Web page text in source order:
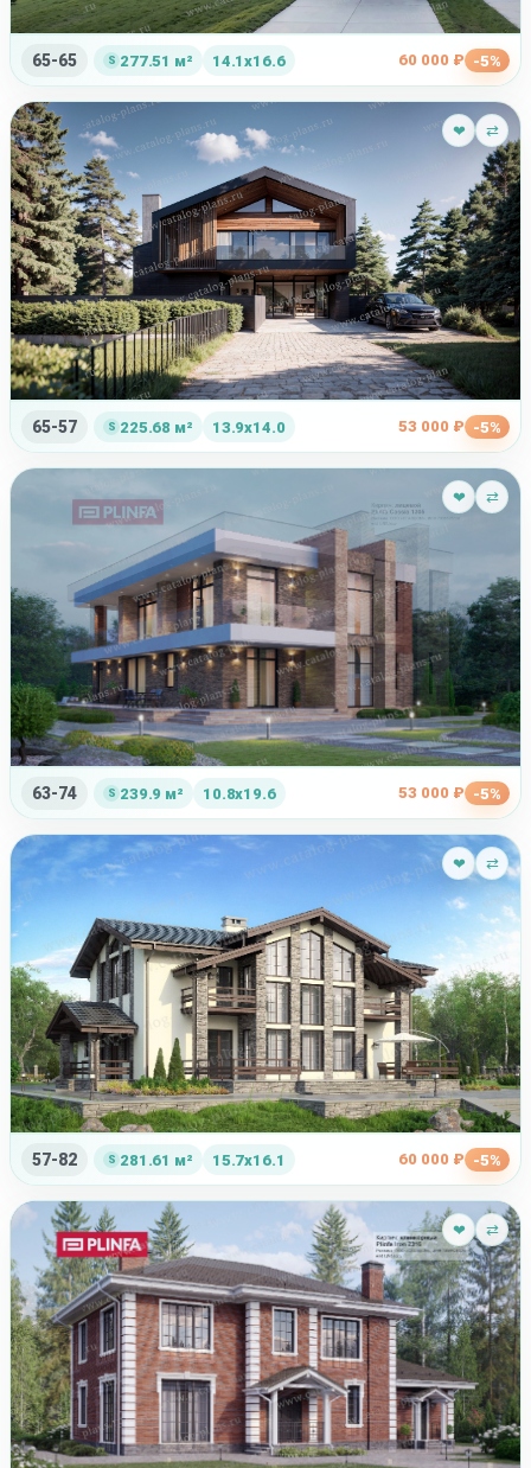
65-65 277.51 м² 14.1x16.6 60 000 ₽ -5%
❤ ⇄
65-57 225.68 м² 13.9x14.0 53 000 ₽ -5%
❤ ⇄
63-74 239.9 м² 10.8x19.6 53 000 ₽ -5%
❤ ⇄
57-82 281.61 м² 15.7x16.1 60 000 ₽ -5%
❤ ⇄